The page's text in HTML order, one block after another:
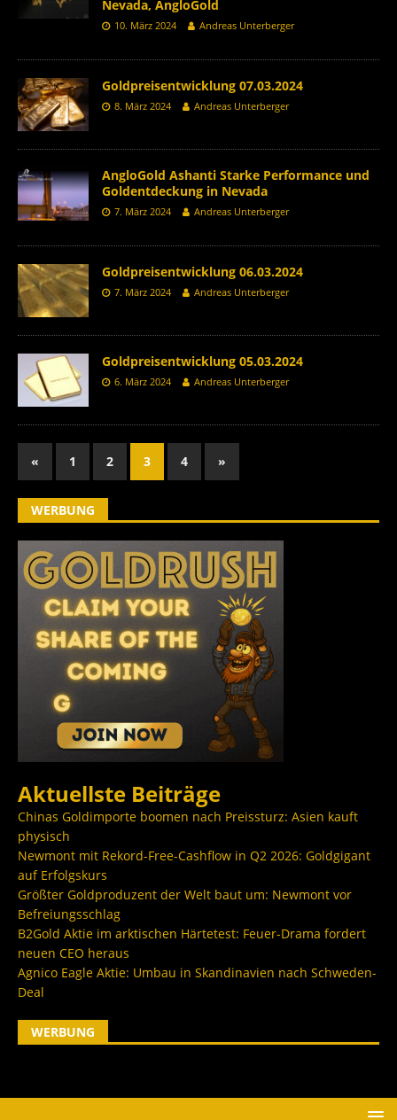
Nevada, AngloGold
10. März 2024 Andreas Unterberger
Goldpreisentwicklung 07.03.2024
8. März 2024 Andreas Unterberger
AngloGold Ashanti Starke Performance und
Goldentdeckung in Nevada
7. März 2024 Andreas Unterberger
Goldpreisentwicklung 06.03.2024
7. März 2024 Andreas Unterberger
Goldpreisentwicklung 05.03.2024
6. März 2024 Andreas Unterberger
« 1 2 3 4 »
WERBUNG
Aktuellste Beiträge
Chinas Goldimporte boomen nach Preissturz: Asien kauft
physisch
Newmont mit Rekord-Free-Cashflow in Q2 2026: Goldgigant
auf Erfolgskurs
Größter Goldproduzent der Welt baut um: Newmont vor
Befreiungsschlag
B2Gold Aktie im arktischen Härtetest: Feuer-Drama fordert
neuen CEO heraus
Agnico Eagle Aktie: Umbau in Skandinavien nach Schweden-
Deal
WERBUNG